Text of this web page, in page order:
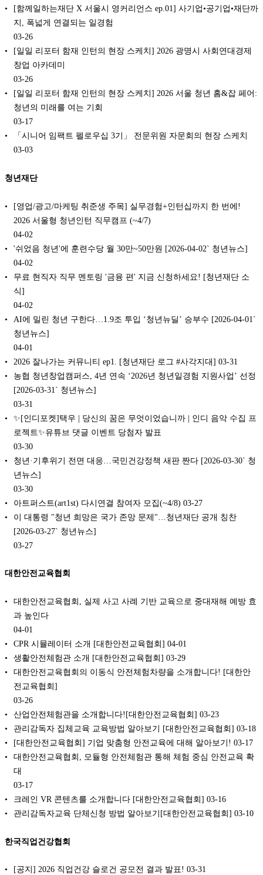
[함께일하는재단 X 서울시 영커리언스 ep.01] 사기업•공기업•재단까
지, 폭넓게 연결되는 일경험
03-26
[️일일 리포터 함재 인턴의 현장 스케치️] 2026 광명시 사회연대경제
창업 아카데미
03-26
[️일일 리포터 함재 인턴의 현장 스케치️] 2026 서울 청년 홈&잡 페어:
청년의 미래를 여는 기회
03-17
「시니어 임팩트 펠로우십 3기」 전문위원 자문회의 현장 스케치
03-03
청년재단
[영업/광고/마케팅 취준생 주목] 실무경험+인턴십까지 한 번에!
2026 서울형 청년인턴 직무캠프 (~4/7)
04-02
'쉬었음 청년'에 훈련수당 월 30만~50만원 [2026-04-02` 청년뉴스]
04-02
무료 현직자 직무 멘토링 '금융 편' 지금 신청하세요! [청년재단 소
식]
04-02
AI에 밀린 청년 구한다…1.9조 투입 ‘청년뉴딜’ 승부수 [2026-04-01`
청년뉴스]
04-01
2026 잘나가는 커뮤니티 ep1. [청년재단 로그 #사각지대] 03-31
농협 청년창업캠퍼스, 4년 연속 ‘2026년 청년일경험 지원사업’ 선정
[2026-03-31` 청년뉴스]
03-31
✨[인디포켓]택우 | 당신의 꿈은 무엇이었습니까 | 인디 음악 수집 프
로젝트✨유튜브 댓글 이벤트 당첨자 발표
03-30
청년·기후위기 전면 대응…국민건강정책 새판 짠다 [2026-03-30` 청
년뉴스]
03-30
아트퍼스트(art1st) 다시연결 참여자 모집(~4/8) 03-27
이 대통령 "청년 희망은 국가 존망 문제"…청년재단 공개 칭찬
[2026-03-27` 청년뉴스]
03-27
대한안전교육협회
대한안전교육협회, 실제 사고 사례 기반 교육으로 중대재해 예방 효
과 높인다
04-01
CPR 시뮬레이터 소개 [대한안전교육협회] 04-01
생활안전체험관 소개 [대한안전교육협회] 03-29
대한안전교육협회의 이동식 안전체험차량을 소개합니다! [대한안
전교육협회]
03-26
산업안전체험관을 소개합니다![대한안전교육협회] 03-23
관리감독자 집체교육 교육방법 알아보기 [대한안전교육협회] 03-18
[대한안전교육협회] 기업 맞춤형 안전교육에 대해 알아보기! 03-17
대한안전교육협회, 모듈형 안전체험관 통해 체험 중심 안전교육 확
대
03-17
크레인 VR 콘텐츠를 소개합니다 [대한안전교육협회] 03-16
관리감독자교육 단체신청 방법 알아보기[대한안전교육협회] 03-10
한국직업건강협회
[공지] 2026 직업건강 슬로건 공모전 결과 발표! 03-31